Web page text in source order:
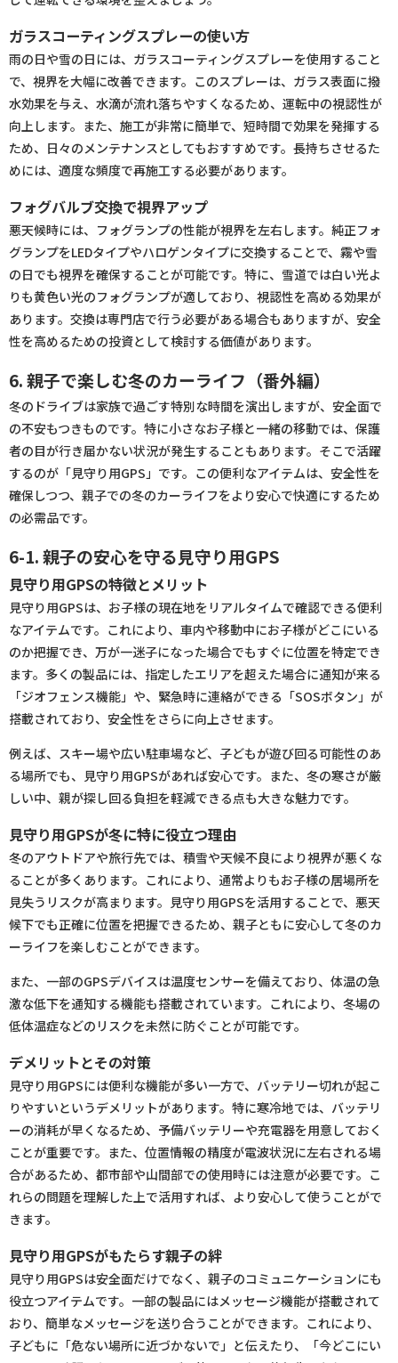
ガラスコーティングスプレーの使い方
雨の日や雪の日には、ガラスコーティングスプレーを使用すること
で、視界を大幅に改善できます。このスプレーは、ガラス表面に撥
水効果を与え、水滴が流れ落ちやすくなるため、運転中の視認性が
向上します。また、施工が非常に簡単で、短時間で効果を発揮する
ため、日々のメンテナンスとしてもおすすめです。長持ちさせるた
めには、適度な頻度で再施工する必要があります。
フォグバルブ交換で視界アップ
悪天候時には、フォグランプの性能が視界を左右します。純正フォ
グランプをLEDタイプやハロゲンタイプに交換することで、霧や雪
の日でも視界を確保することが可能です。特に、雪道では白い光よ
りも黄色い光のフォグランプが適しており、視認性を高める効果が
あります。交換は専門店で行う必要がある場合もありますが、安全
性を高めるための投資として検討する価値があります。
6. 親子で楽しむ冬のカーライフ（番外編）
冬のドライブは家族で過ごす特別な時間を演出しますが、安全面で
の不安もつきものです。特に小さなお子様と一緒の移動では、保護
者の目が行き届かない状況が発生することもあります。そこで活躍
するのが「見守り用GPS」です。この便利なアイテムは、安全性を
確保しつつ、親子での冬のカーライフをより安心で快適にするため
の必需品です。
6-1. 親子の安心を守る見守り用GPS
見守り用GPSの特徴とメリット
見守り用GPSは、お子様の現在地をリアルタイムで確認できる便利
なアイテムです。これにより、車内や移動中にお子様がどこにいる
のか把握でき、万が一迷子になった場合でもすぐに位置を特定でき
ます。多くの製品には、指定したエリアを超えた場合に通知が来る
「ジオフェンス機能」や、緊急時に連絡ができる「SOSボタン」が
搭載されており、安全性をさらに向上させます。
例えば、スキー場や広い駐車場など、子どもが遊び回る可能性のあ
る場所でも、見守り用GPSがあれば安心です。また、冬の寒さが厳
しい中、親が探し回る負担を軽減できる点も大きな魅力です。
見守り用GPSが冬に特に役立つ理由
冬のアウトドアや旅行先では、積雪や天候不良により視界が悪くな
ることが多くあります。これにより、通常よりもお子様の居場所を
見失うリスクが高まります。見守り用GPSを活用することで、悪天
候下でも正確に位置を把握できるため、親子ともに安心して冬のカ
ーライフを楽しむことができます。
また、一部のGPSデバイスは温度センサーを備えており、体温の急
激な低下を通知する機能も搭載されています。これにより、冬場の
低体温症などのリスクを未然に防ぐことが可能です。
デメリットとその対策
見守り用GPSには便利な機能が多い一方で、バッテリー切れが起こ
りやすいというデメリットがあります。特に寒冷地では、バッテリ
ーの消耗が早くなるため、予備バッテリーや充電器を用意しておく
ことが重要です。また、位置情報の精度が電波状況に左右される場
合があるため、都市部や山間部での使用時には注意が必要です。こ
れらの問題を理解した上で活用すれば、より安心して使うことがで
きます。
見守り用GPSがもたらす親子の絆
見守り用GPSは安全面だけでなく、親子のコミュニケーションにも
役立つアイテムです。一部の製品にはメッセージ機能が搭載されて
おり、簡単なメッセージを送り合うことができます。これにより、
子どもに「危ない場所に近づかないで」と伝えたり、「今どこにい